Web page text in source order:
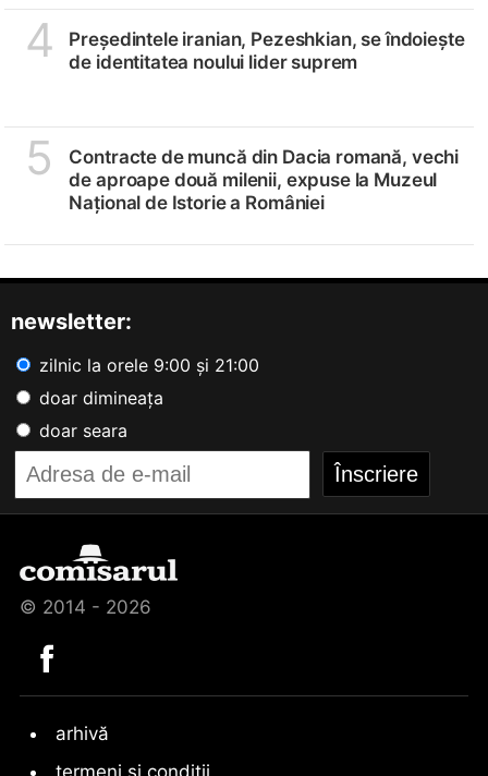
4
Președintele iranian, Pezeshkian, se îndoiește
de identitatea noului lider suprem
5
Contracte de muncă din Dacia romană, vechi
de aproape două milenii, expuse la Muzeul
Național de Istorie a României
newsletter:
zilnic la orele 9:00 și 21:00
doar dimineața
doar seara
© 2014 - 2026
arhivă